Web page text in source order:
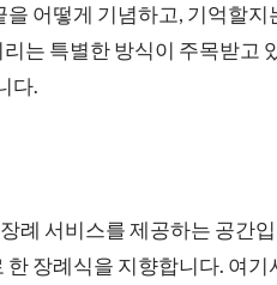
어떻게 기념하고, 기억할
는 특별한 방식이 주목받고
다.
례 서비스를 제공하는 공간
장례식을 지향합니다. 여